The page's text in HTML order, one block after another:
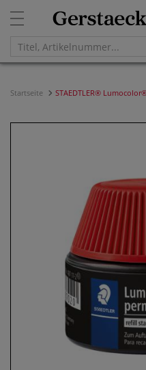
Startseite STAEDTLER®